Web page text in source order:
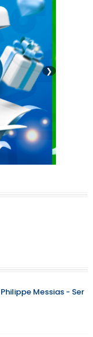
❯
Messias - Ser